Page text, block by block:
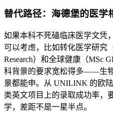
替代路径：海德堡的医学
如果本科不死磕临床医学文凭
可以考虑，比如转化医学研究
Research）和全球健康（MSc
科背景的要求宽松得多——生
景都能申。从 UNILINK 的欧
类英文项目上的录取成功率，
学，差距不是一星半点。